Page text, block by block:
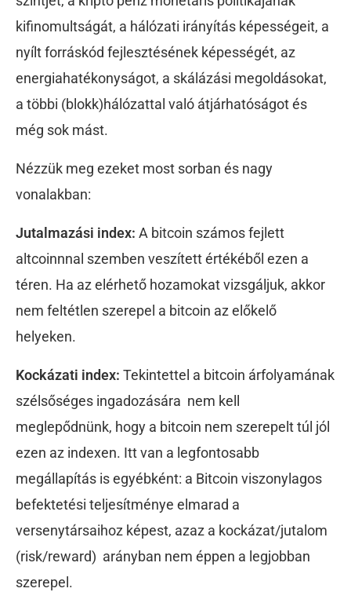
kifinomultságát, a hálózati irányítás képességeit, a
nyílt forráskód fejlesztésének képességét, az
energiahatékonyságot, a skálázási megoldásokat,
a többi (blokk)hálózattal való átjárhatóságot és
még sok mást.
Nézzük meg ezeket most sorban és nagy
vonalakban:
Jutalmazási index: A bitcoin számos fejlett
altcoinnnal szemben veszített értékéből ezen a
téren. Ha az elérhető hozamokat vizsgáljuk, akkor
nem feltétlen szerepel a bitcoin az előkelő
helyeken.
Kockázati index: Tekintettel a bitcoin árfolyamának
szélsőséges ingadozására nem kell
meglepődnünk, hogy a bitcoin nem szerepelt túl jól
ezen az indexen. Itt van a legfontosabb
megállapítás is egyébként: a Bitcoin viszonylagos
befektetési teljesítménye elmarad a
versenytársaihoz képest, azaz a kockázat/jutalom
(risk/reward) arányban nem éppen a legjobban
szerepel.